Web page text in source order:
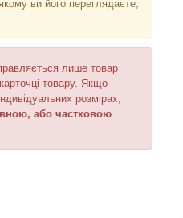
ви його переглядаєте,
лише товар
товару. Якщо
розмірах,
або частковою